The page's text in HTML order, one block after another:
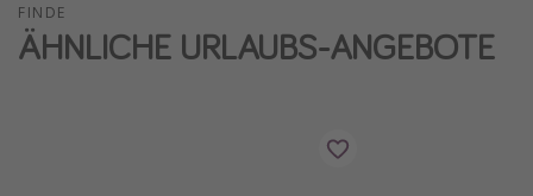
FINDE
ÄHNLICHE URLAUBS-ANGEBOTE